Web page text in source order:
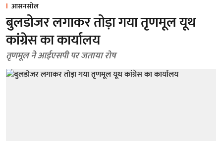
आसनसोल
बुलडोजर लगाकर तोड़ा गया तृणमूल यूथ
कांग्रेस का कार्यालय
तृणमूल ने आईएसपी पर जताया रोष